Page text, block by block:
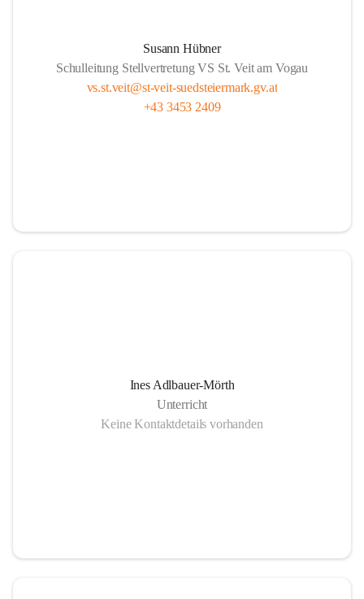
Susann Hübner
Schulleitung Stellvertretung VS St. Veit am Vogau
vs.st.veit@st-veit-suedsteiermark.gv.at
+43 3453 2409
Ines Adlbauer-Mörth
Unterricht
Keine Kontaktdetails vorhanden